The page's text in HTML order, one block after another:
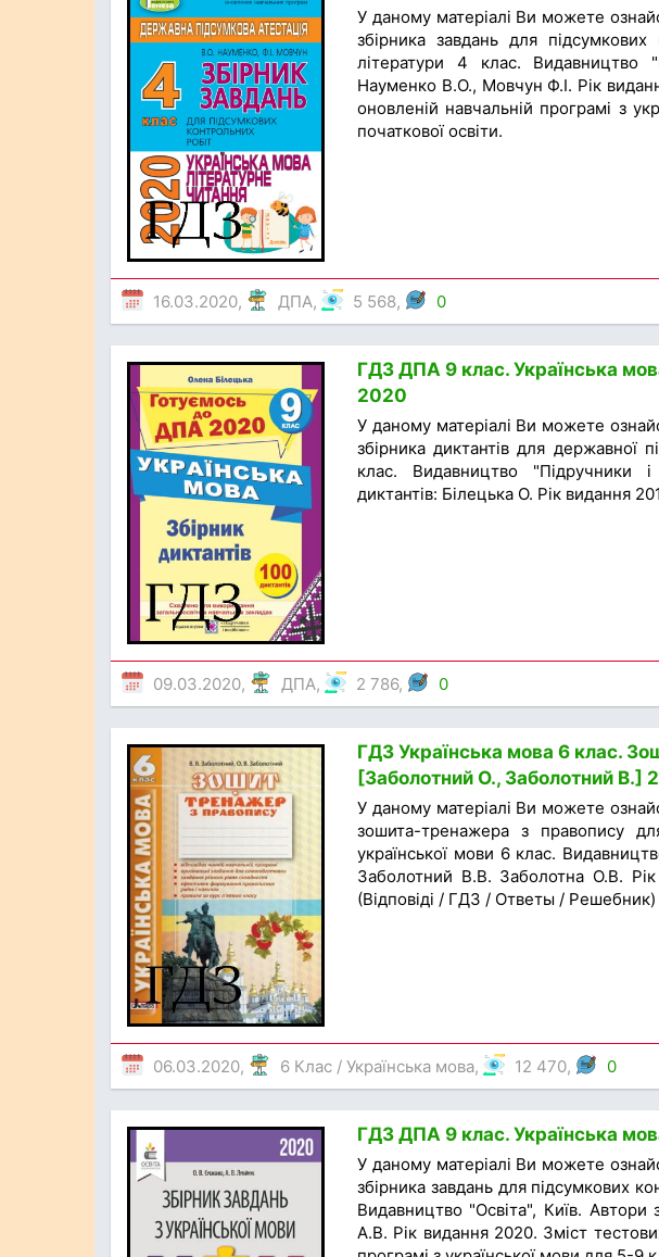
У даному матеріалі Ви можете
збірника завдань для
літератури 4 клас. Видавництво
Науменко В.О., Мовчун Ф.І. Рік
оновленій навчальній програмі з
початкової освіти.
16.03.2020, ДПА, 5 568, 0
ГДЗ ДПА 9 клас. Українська
2020
У даному матеріалі Ви можете
збірника диктантів для державної
клас. Видавництво "Підручники
диктантів: Білецька О. Рік видання
09.03.2020, ДПА, 2 786, 0
ГДЗ Українська мова 6 клас.
[Заболотний О., Заболотний В.]
У даному матеріалі Ви можете
зошита-тренажера з правопису
української мови 6 клас.
Заболотний В.В. Заболотна О.В.
(Відповіді / ГДЗ / Ответы / Решебник)
06.03.2020, 6 Клас / Українська мова, 12 470, 0
ГДЗ ДПА 9 клас. Українська
У даному матеріалі Ви можете
збірника завдань для підсумкових
Видавництво "Освіта", Київ.
А.В. Рік видання 2020. Зміст